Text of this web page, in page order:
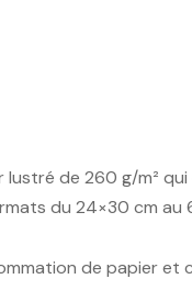
de 260 g/m²
du 24×30 cm au
de papier et